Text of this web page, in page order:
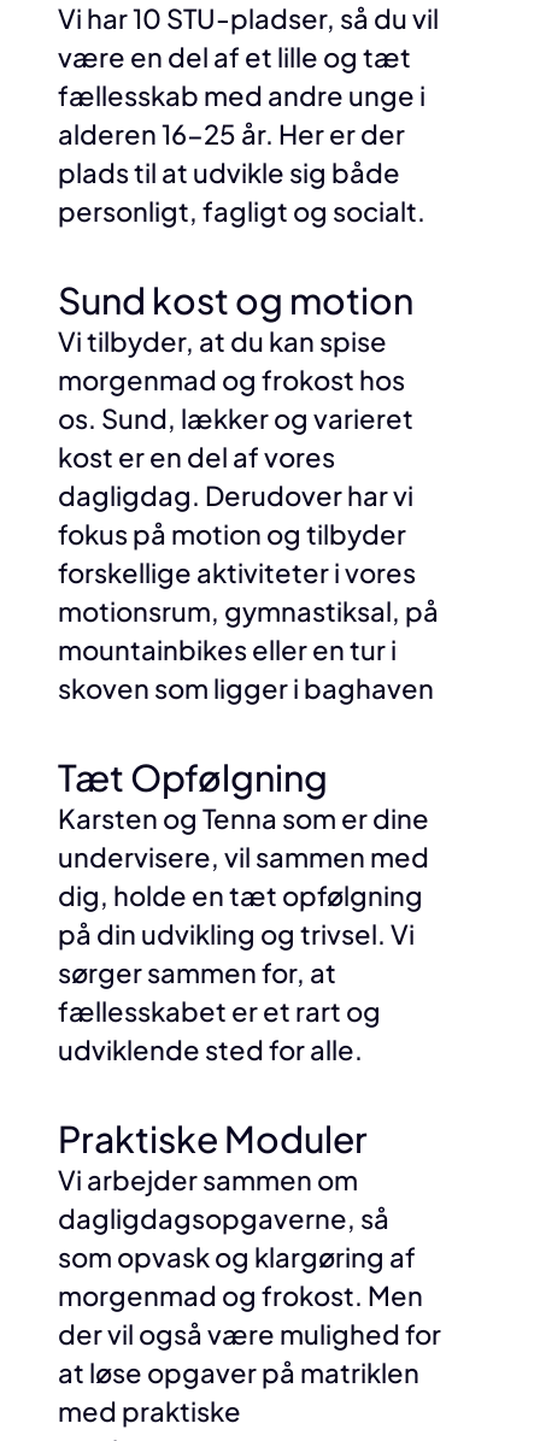
Vi har 10 STU-pladser, så du vil
være en del af et lille og tæt
fællesskab med andre unge i
alderen 16-25 år. Her er der
plads til at udvikle sig både
personligt, fagligt og socialt.
Sund kost og motion
Vi tilbyder, at du kan spise
morgenmad og frokost hos
os. Sund, lækker og varieret
kost er en del af vores
dagligdag. Derudover har vi
fokus på motion og tilbyder
forskellige aktiviteter i vores
motionsrum, gymnastiksal, på
mountainbikes eller en tur i
skoven som ligger i baghaven
Tæt Opfølgning
Karsten og Tenna som er dine
undervisere, vil sammen med
dig, holde en tæt opfølgning
på din udvikling og trivsel. Vi
sørger sammen for, at
fællesskabet er et rart og
udviklende sted for alle.
Praktiske Moduler
Vi arbejder sammen om
dagligdagsopgaverne, så
som opvask og klargøring af
morgenmad og frokost. Men
der vil også være mulighed for
at løse opgaver på matriklen
med praktiske